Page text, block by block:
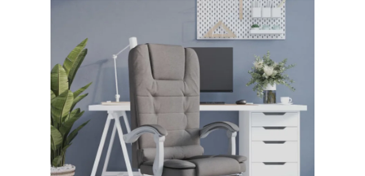
0,0
z
hvězdiček.